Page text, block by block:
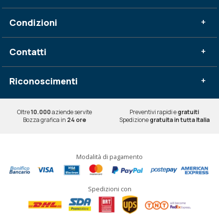
Condizioni +
Contatti +
Riconoscimenti +
Oltre10.000aziende servite Preventivi rapidi egratuiti
Bozza grafica in 24 ore Spedizionegratuita in tutta Italia
Modalità di pagamento
Spedizioni con